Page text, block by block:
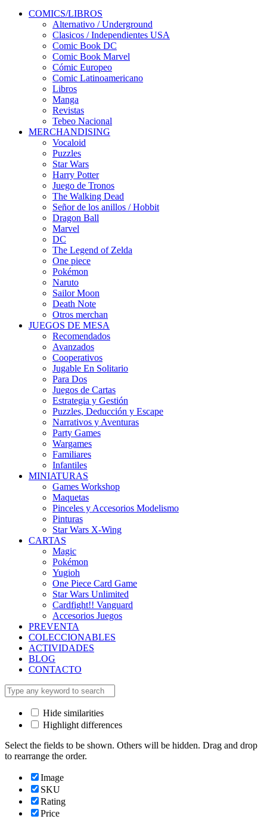
COMICS/LIBROS
Alternativo / Underground
Clasicos / Independientes USA
Comic Book DC
Comic Book Marvel
Cómic Europeo
Comic Latinoamericano
Libros
Manga
Revistas
Tebeo Nacional
MERCHANDISING
Vocaloid
Puzzles
Star Wars
Harry Potter
Juego de Tronos
The Walking Dead
Señor de los anillos / Hobbit
Dragon Ball
Marvel
DC
The Legend of Zelda
One piece
Pokémon
Naruto
Sailor Moon
Death Note
Otros merchan
JUEGOS DE MESA
Recomendados
Avanzados
Cooperativos
Jugable En Solitario
Para Dos
Juegos de Cartas
Estrategia y Gestión
Puzzles, Deducción y Escape
Narrativos y Aventuras
Party Games
Wargames
Familiares
Infantiles
MINIATURAS
Games Workshop
Maquetas
Pinceles y Accesorios Modelismo
Pinturas
Star Wars X-Wing
CARTAS
Magic
Pokémon
Yugioh
One Piece Card Game
Star Wars Unlimited
Cardfight!! Vanguard
Accesorios Juegos
PREVENTA
COLECCIONABLES
ACTIVIDADES
BLOG
CONTACTO
Hide similarities
Highlight differences
Select the fields to be shown. Others will be hidden. Drag and drop
to rearrange the order.
Image
SKU
Rating
Price